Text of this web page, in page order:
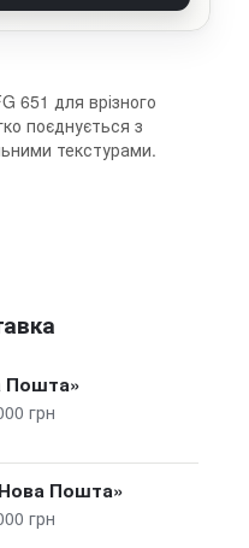
651 для врізного
поєднується з
текстурами.
Пошта»
грн
Пошта»
грн